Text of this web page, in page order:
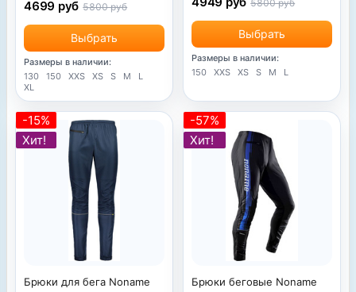
Выбрать
4699 руб 5800 руб
Размеры в наличии:
130
150 XXS XS S M
L
XL
Выбрать
5800 руб
Размеры в наличии:
150
XXS XS S M L
-15%
Хит!
Брюки для бега Noname
-57%
Хит!
Брюки беговые Noname